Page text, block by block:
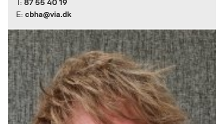
T: 87 55 40 19
E: cbha@via.dk